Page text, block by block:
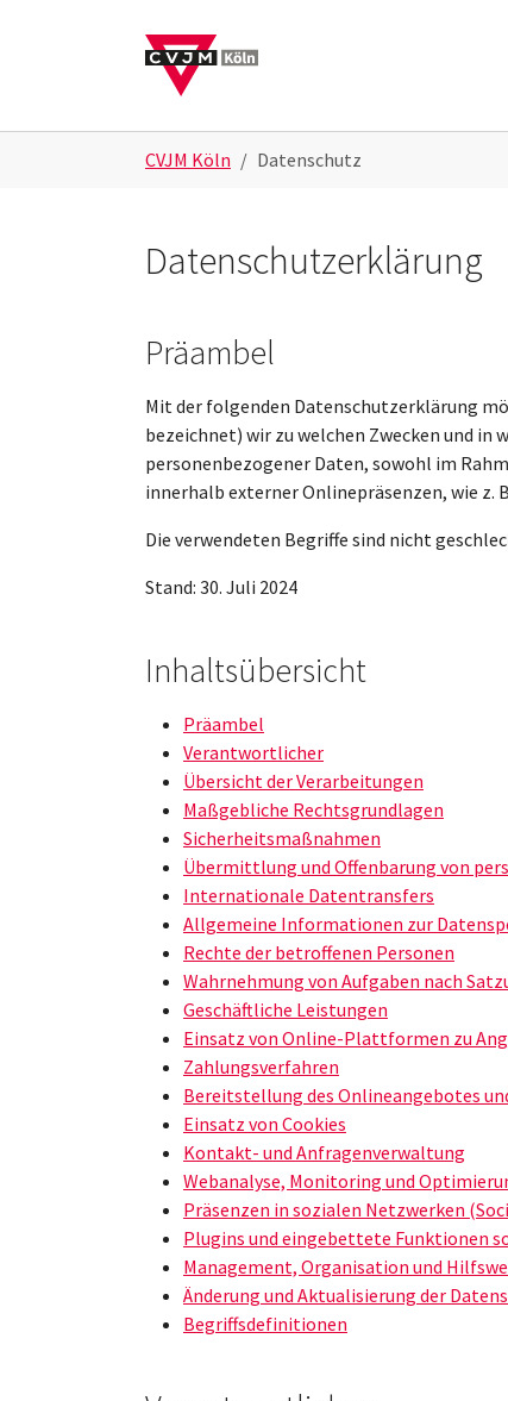
CVJM Köln Datenschutz
Datenschutzerklärung
Präambel
Mit der folgenden Datenschutzerklärung
bezeichnet) wir zu welchen Zwecken und
personenbezogener Daten, sowohl im
innerhalb externer Onlinepräsenzen, wie
Die verwendeten Begriffe sind nicht
Stand: 30. Juli 2024
Inhaltsübersicht
Präambel
Verantwortlicher
Übersicht der Verarbeitungen
Maßgebliche Rechtsgrundlagen
Sicherheitsmaßnahmen
Übermittlung und Offenbarung von
Internationale Datentransfers
Allgemeine Informationen zur
Rechte der betroffenen Personen
Wahrnehmung von Aufgaben nach
Geschäftliche Leistungen
Einsatz von Online-Plattformen zu
Zahlungsverfahren
Bereitstellung des Onlineangebotes
Einsatz von Cookies
Kontakt- und Anfragenverwaltung
Webanalyse, Monitoring und
Präsenzen in sozialen Netzwerken
Plugins und eingebettete Funktionen
Management, Organisation und
Änderung und Aktualisierung der
Begriffsdefinitionen